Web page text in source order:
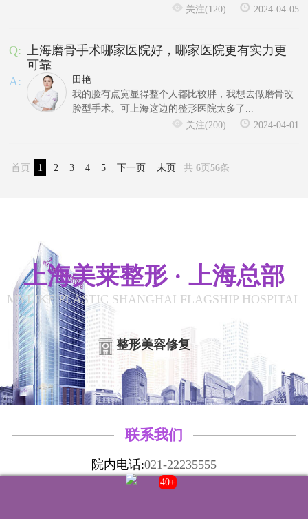
关注(120)
2024-04-05
Q:
上海磨骨手术哪家医院好，哪家医院更有实力更
可靠
A:
田艳
我的脸有点宽显得整个人都比较胖，我想去做磨骨改
脸型手术。可上海这边的整形医院太多了...
关注(200)
2024-04-01
首页 1 2 3 4 5 下一页 末页 共6页56条
上海美莱整形 · 上海总部
MYLIKE PLASTIC SHANGHAI FLAGSHIP HOSPITAL
整形美容修复
联系我们
院内电话:021-22235555
门诊时间:
8:00-20:00
40+